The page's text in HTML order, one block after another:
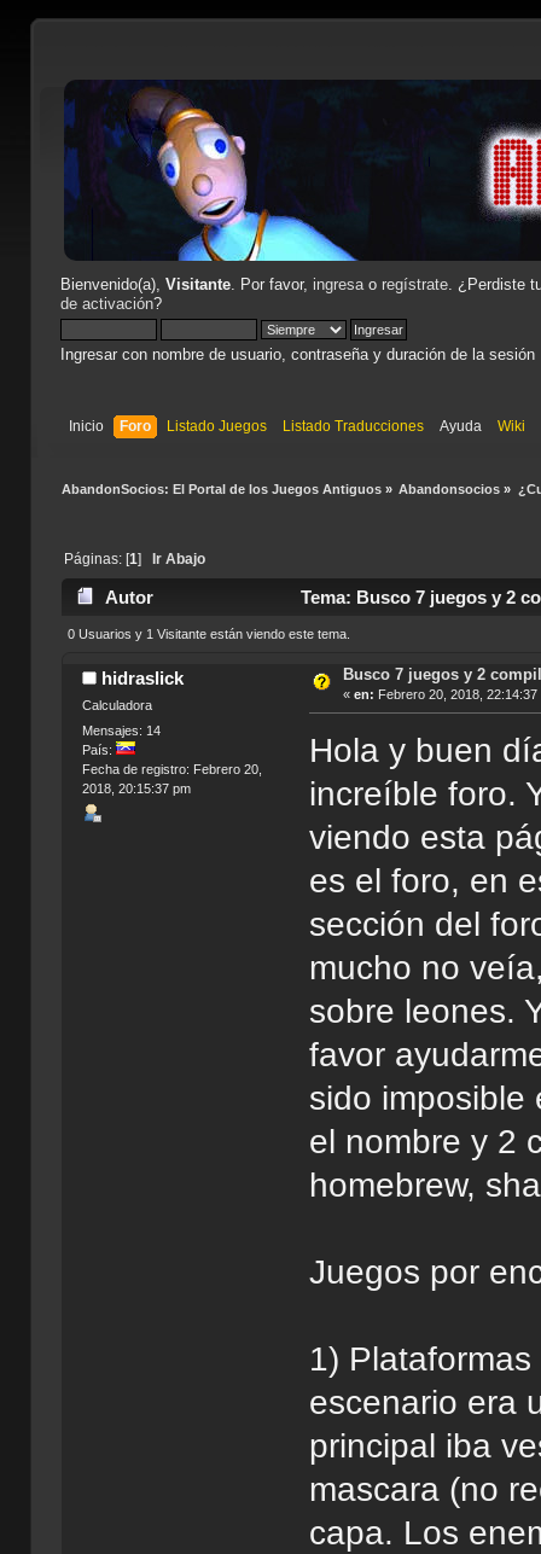
Bienvenido(a), Visitante. Por favor, ingresao regístrate. ¿Perdiste
de activación?
Ingresar con nombre de usuario, contraseña y duración de la sesión
Inicio Foro Listado Juegos Listado Traducciones Ayuda Wiki
AbandonSocios: El Portal de los Juegos Antiguos» Abandonsocios »
Páginas: [1] Ir Abajo
Autor Tema: Busco 7 juegos y 2
0 Usuarios y 1 Visitante están viendo este tema.
hidraslick
Calculadora
Mensajes: 14
País:
Fecha de registro: Febrero 20,
2018, 20:15:37 pm
Busco 7 juegos y 2
« en: Febrero 20, 2018, 22:14:37
Hola y buen
increíble foro.
viendo esta
es el foro, en
sección del
mucho no
sobre leones.
favor
sido imposible
el nombre y 2
homebrew,
Juegos por
1)
escenario era
principal iba
mascara (no
capa. Los